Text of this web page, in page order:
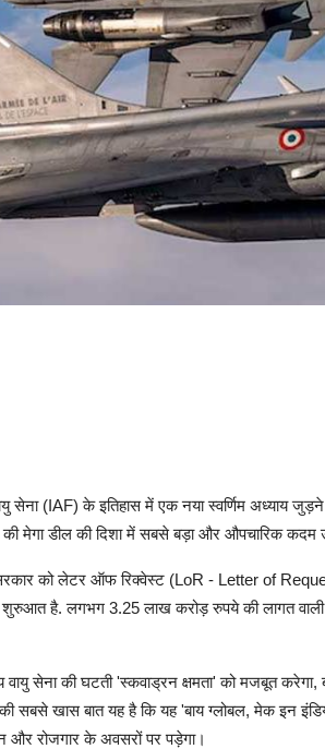
वायु सेना (IAF) के इतिहास में एक नया स्वर्णिम
मेगा डील की दिशा में सबसे बड़ा और औपचारिक कदम
को लेटर ऑफ रिक्वेस्ट (LoR - Letter of
शुरुआत है. लगभग 3.25 लाख करोड़ रुपये की लागत
वायु सेना की घटती 'स्कवाड्रन क्षमता' को मजबूत
सबसे खास बात यह है कि यह 'बाय ग्लोबल, मेक इन
और रोजगार के अवसरों पर पड़ेगा।